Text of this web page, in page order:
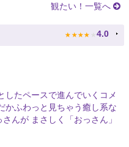
観たい！一覧へ
★ ★ ★ ★ ★ 4.0
したペースで進んでいくコメ
かふわっと見ちゃう癒し系な
んが まさしく「おっさん」